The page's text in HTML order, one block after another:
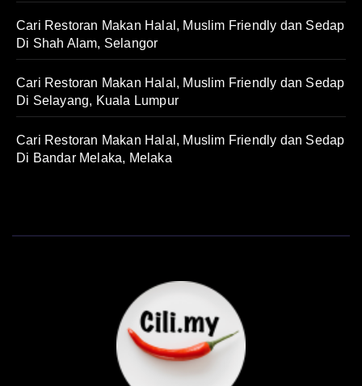
Cari Restoran Makan Halal, Muslim Friendly dan Sedap
Di Shah Alam, Selangor
Cari Restoran Makan Halal, Muslim Friendly dan Sedap
Di Selayang, Kuala Lumpur
Cari Restoran Makan Halal, Muslim Friendly dan Sedap
Di Bandar Melaka, Melaka